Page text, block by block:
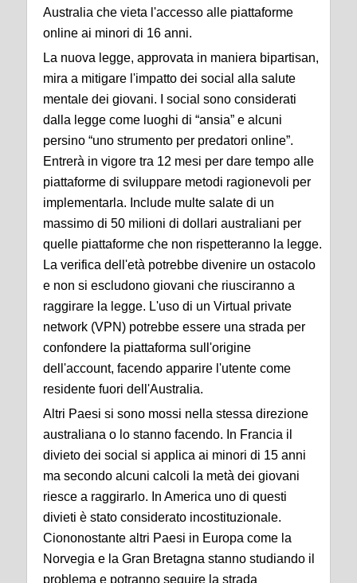
Australia che vieta l'accesso alle piattaforme
online ai minori di 16 anni.
La nuova legge, approvata in maniera bipartisan,
mira a mitigare l'impatto dei social alla salute
mentale dei giovani. I social sono considerati
dalla legge come luoghi di “ansia” e alcuni
persino “uno strumento per predatori online”.
Entrerà in vigore tra 12 mesi per dare tempo alle
piattaforme di sviluppare metodi ragionevoli per
implementarla. Include multe salate di un
massimo di 50 milioni di dollari australiani per
quelle piattaforme che non rispetteranno la legge.
La verifica dell'età potrebbe divenire un ostacolo
e non si escludono giovani che riusciranno a
raggirare la legge. L'uso di un Virtual private
network (VPN) potrebbe essere una strada per
confondere la piattaforma sull'origine
dell'account, facendo apparire l'utente come
residente fuori dell'Australia.
Altri Paesi si sono mossi nella stessa direzione
australiana o lo stanno facendo. In Francia il
divieto dei social si applica ai minori di 15 anni
ma secondo alcuni calcoli la metà dei giovani
riesce a raggirarlo. In America uno di questi
divieti è stato considerato incostituzionale.
Ciononostante altri Paesi in Europa come la
Norvegia e la Gran Bretagna stanno studiando il
problema e potranno seguire la strada